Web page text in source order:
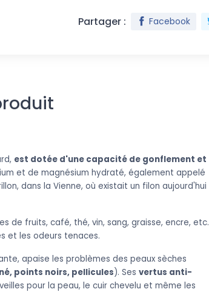
Partager : Facebook
est dotée d'une capacité de gonflement et
et de magnésium hydraté, également appelé
dans la Vienne, où existait un filon aujourd'hui
de fruits, café, thé, vin, sang, graisse, encre, etc.
et les odeurs tenaces.
apaise les problèmes des peaux sèches
points noirs, pellicules). Ses vertus anti-
pour la peau, le cuir chevelu et même les